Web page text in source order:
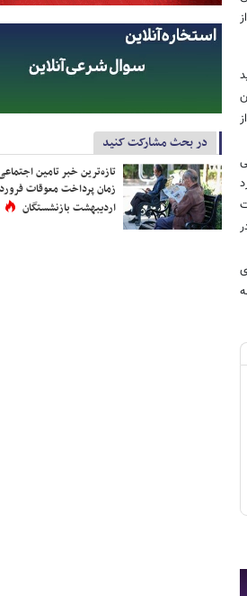
در بحث مشارکت کنید
تازه‌ترین خبر تامین
زمان پرداخت معوقات
اردیبهشت بازنشستگان